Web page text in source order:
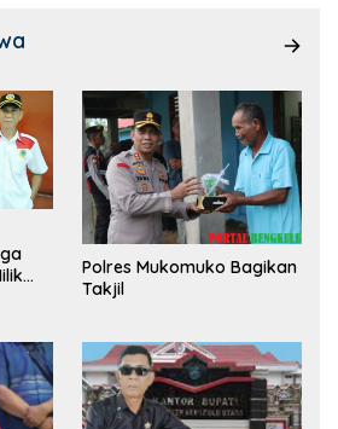
Polres Mukomuko Bagikan
Takjil